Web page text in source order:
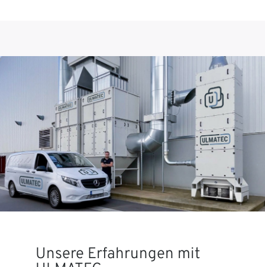
Unsere Erfahrungen mit